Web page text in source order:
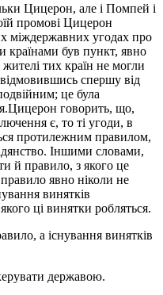
Цицерон, але і Помпей і
промові Цицерон
міждержавних угодах про
країнами був пункт, явно
тих країн не могли
спершу від
це була
говорить, що,
є, то ті угоди, в
протилежним правилом,
Іншими словами,
й правило, з якого це
явно ніколи не
винятків
ці винятки робляться.
а існування винятків
державою.